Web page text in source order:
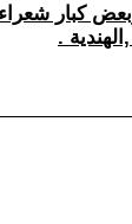
وبعض كبار
.